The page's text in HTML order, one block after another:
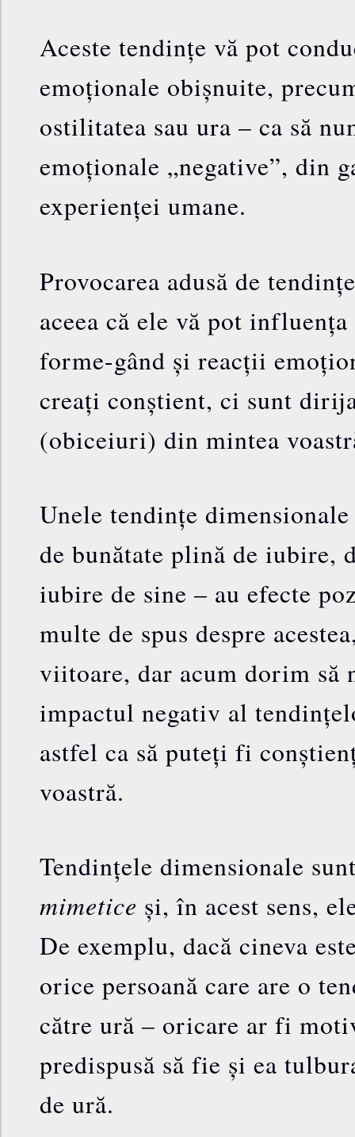
Aceste tendințe vă pot
emoționale obișnuite,
ostilitatea sau ura – ca să
emoționale „negative”, din
experienței umane.
Provocarea adusă de
aceea că ele vă pot
forme-gând și reacții
creați conștient, ci sunt
(obiceiuri) din mintea
Unele tendințe
de bunătate plină de iubire,
iubire de sine – au efecte
multe de spus despre
viitoare, dar acum dorim să
impactul negativ al
astfel ca să puteți fi
voastră.
Tendințele dimensionale
mimetice și, în acest sens,
De exemplu, dacă cineva
orice persoană care are o
către ură – oricare ar fi
predispusă să fie și ea
de ură.